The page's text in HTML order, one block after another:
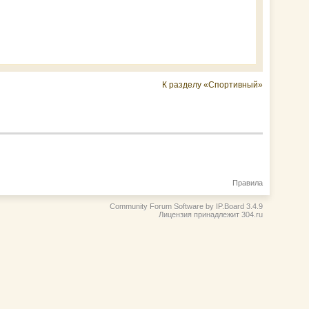
К разделу «Спортивный»
Правила
Community Forum Software by IP.Board 3.4.9
Лицензия принадлежит 304.ru